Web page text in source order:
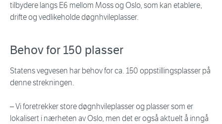
tilbydere langs E6 mellom Moss og Oslo, som kan etablere,
drifte og vedlikeholde døgnhvileplasser.
Behov for 150 plasser
Statens vegvesen har behov for ca. 150 oppstillingsplasser på
denne strekningen.
– Vi foretrekker store døgnhvileplasser og plasser som er
lokalisert i nærheten av Oslo, men det er også aktuelt å inngå